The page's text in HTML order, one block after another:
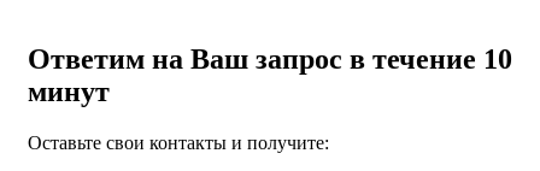
Ответим на Ваш запрос в течение 10
минут
Оставьте свои контакты и получите: